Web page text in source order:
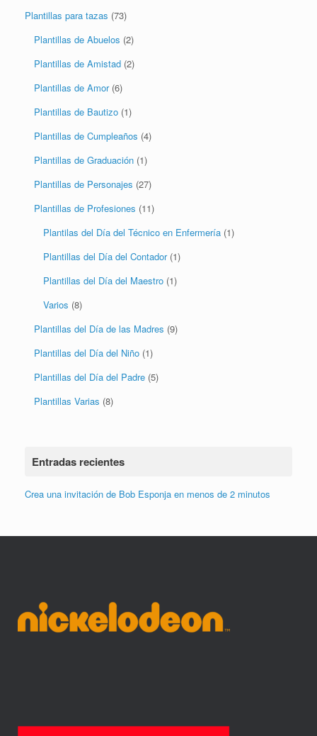
Plantillas para tazas (73)
Plantillas de Abuelos (2)
Plantillas de Amistad (2)
Plantillas de Amor (6)
Plantillas de Bautizo (1)
Plantillas de Cumpleaños (4)
Plantillas de Graduación (1)
Plantillas de Personajes (27)
Plantillas de Profesiones (11)
Plantilas del Día del Técnico en Enfermería (1)
Plantillas del Día del Contador (1)
Plantillas del Día del Maestro (1)
Varios (8)
Plantillas del Día de las Madres (9)
Plantillas del Día del Niño (1)
Plantillas del Día del Padre (5)
Plantillas Varias (8)
Entradas recientes
Crea una invitación de Bob Esponja en menos de 2 minutos